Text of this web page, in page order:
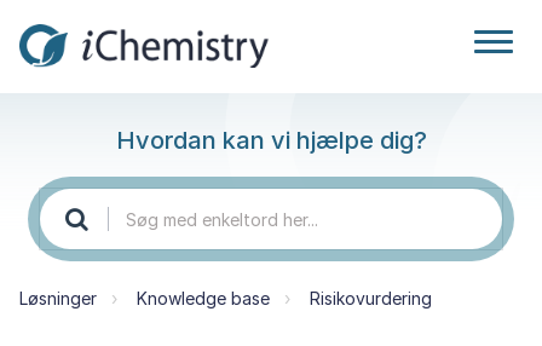
Hvordan kan vi hjælpe dig?
Løsninger Knowledge base Risikovurdering